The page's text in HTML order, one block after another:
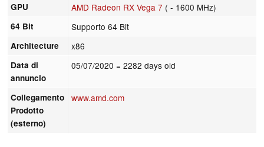
GPU AMD Radeon RX Vega 7 ( - 1600 MHz)
64 Bit Supporto 64 Bit
Architecture x86
Data di
annuncio
05/07/2020 = 2282 days old
Collegamento
Prodotto
(esterno)
www.amd.com